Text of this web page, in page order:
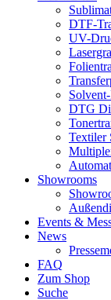
DTF-
UV-
DTG
Textiler
Showrooms
Events &
News
FAQ
Zum Shop
Suche